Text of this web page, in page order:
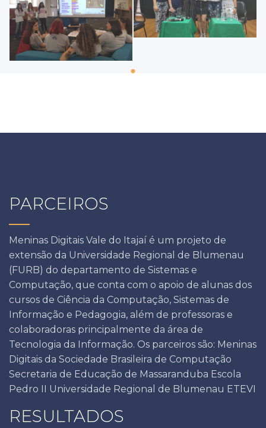
PARCEIROS
Meninas Digitais Vale do Itajaí é um projeto de
extensão da Universidade Regional de Blumenau
(FURB) do departamento de Sistemas e
Computação, que conta com o apoio de alunas dos
cursos de Ciência da Computação, Sistemas de
Informação e Pedagogia, além de professoras e
colaboradoras principalmente da área de
Tecnologia da Informação. Os parceiros são: Meninas
Digitais da Sociedade Brasileira de Computação
Secretaria de Educação de Massaranduba Escola
Pedro II Universidade Regional de Blumenau ETEVI
RESULTADOS